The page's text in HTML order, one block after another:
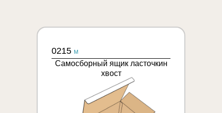
0215 M
Самосборный ящик ласточкин
хвост